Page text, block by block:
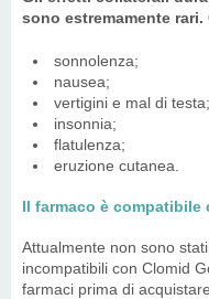
sono estremamente
sonnolenza;
nausea;
vertigini e mal di testa;
insonnia;
flatulenza;
eruzione cutanea.
Il farmaco è compatibile
Attualmente non sono
incompatibili con Clomid
farmaci prima di